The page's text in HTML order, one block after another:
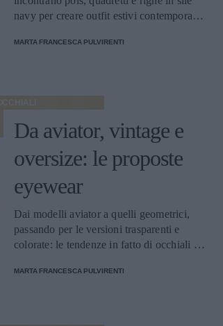
navy per creare outfit estivi contemporanei
stile del passato
MARTA FRANCESCA PULVIRENTI
OCCHIALI
Da aviator, vintage e
oversize: le proposte
eyewear
Dai modelli aviator a quelli geometrici,
passando per le versioni trasparenti e
colorate: le tendenze in fatto di occhiali da
MARTA FRANCESCA PULVIRENTI